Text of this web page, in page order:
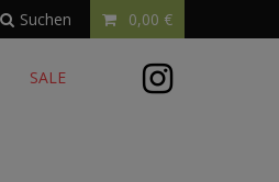
Suchen 0,00 €
SALE